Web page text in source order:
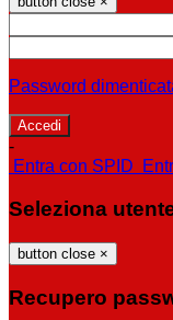
Password
-
Entra con SPID
Seleziona
button close ×
Recupero